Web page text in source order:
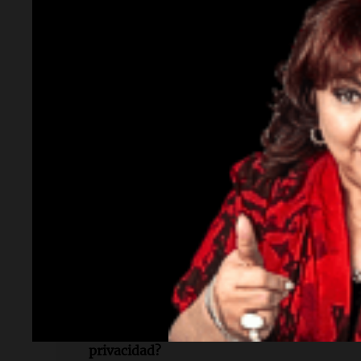
¿Qué nueva función lanzó Discord?
Discord habilitó la encriptación de
¿Quién es el vicepresidente de Discord
Mark Smith es el vicepresidente de
¿Cuándo se lanzó inicialmente esta
La función de encriptación fue lanzada en
¿Qué otras plataformas han retrocedido
privacidad?